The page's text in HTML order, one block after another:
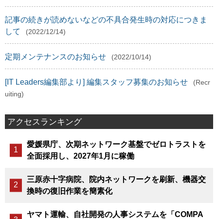
記事の続きが読めないなどの不具合発生時の対応につきま
して
(2022/12/14)
定期メンテナンスのお知らせ (2022/10/14)
[IT Leaders編集部より] 編集スタッフ募集のお知らせ
(Recr
uiting)
アクセスランキング
愛媛県庁、次期ネットワーク基盤でゼロトラストを
全面採用し、2027年1月に稼働
三原赤十字病院、院内ネットワークを刷新、機器交
換時の復旧作業を簡素化
ヤマト運輸、自社開発の人事システムを「COMPA